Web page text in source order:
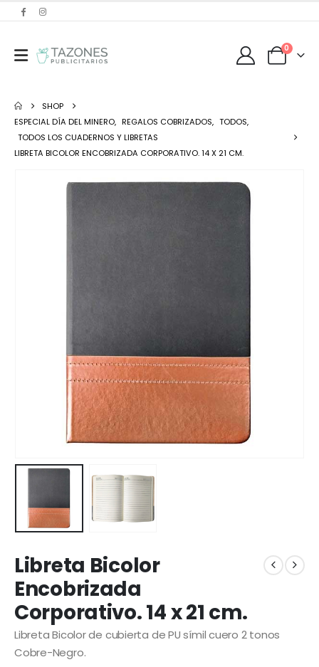
0
SHOP
ESPECIAL DÍA DEL MINERO, REGALOS COBRIZADOS, TODOS,
TODOS LOS CUADERNOS Y LIBRETAS
LIBRETA BICOLOR ENCOBRIZADA CORPORATIVO. 14 X 21 CM.
Libreta Bicolor
Encobrizada
Corporativo. 14 x 21 cm.
Libreta Bicolor de cubierta de PU símil cuero 2 tonos
Cobre-Negro.